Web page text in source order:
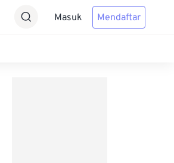
Masuk Mendaftar